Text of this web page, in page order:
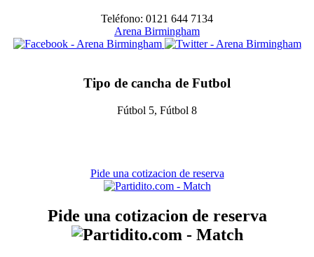
Teléfono: 0121 644 7134
Arena Birmingham
Tipo de cancha de Futbol
Fútbol 5, Fútbol 8
Pide una cotizacion de reserva
Pide una cotizacion de reserva